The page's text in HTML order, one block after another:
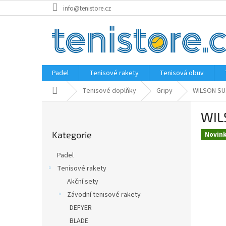
na
info@tenistore.cz
Padel Tenisové rakety Tenisová obuv
Domů Tenisové doplňky Gripy WILSON
kategorie
Kategorie
Padel
Tenisové rakety
Akční sety
Závodní tenisové rakety
DEFYER
BLADE